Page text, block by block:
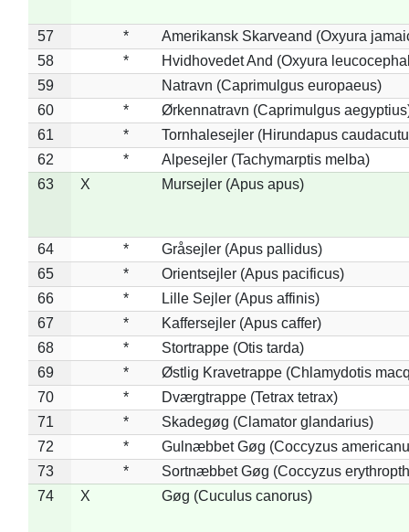
57 *
Amerikansk Skarveand (Oxyura
58
*
Hvidhovedet And (Oxyura
59
Natravn (Caprimulgus europaeus)
60
*
Ørkennatravn (Caprimulgus
61
*
Tornhalesejler (Hirundapus
62
*
Alpesejler (Tachymarptis melba)
63
X Mursejler (Apus apus)
64 *
Gråsejler (Apus pallidus)
65
*
Orientsejler (Apus pacificus)
66
*
Lille Sejler (Apus affinis)
67
*
Kaffersejler (Apus caffer)
68
*
Stortrappe (Otis tarda)
69
*
Østlig Kravetrappe (Chlamydotis
70
*
Dværgtrappe (Tetrax tetrax)
71
*
Skadegøg (Clamator glandarius)
72
*
Gulnæbbet Gøg (Coccyzus
73
*
Sortnæbbet Gøg (Coccyzus
74
X Gøg (Cuculus canorus)